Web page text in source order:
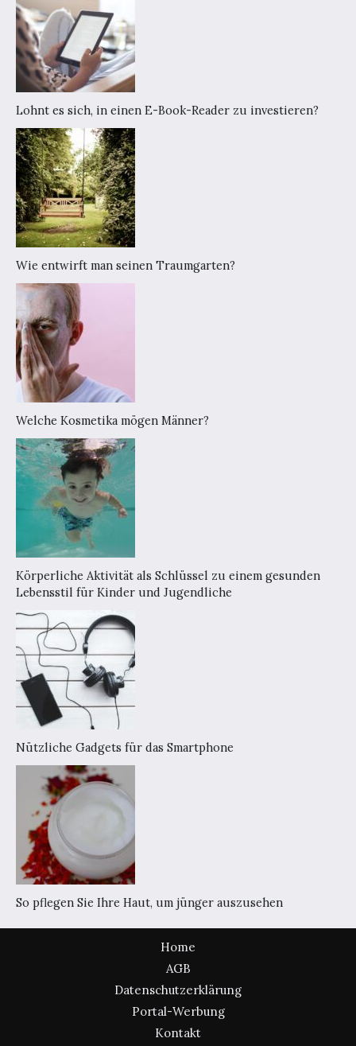
Lohnt es sich, in einen E-Book-Reader zu investieren?
Wie entwirft man seinen Traumgarten?
Welche Kosmetika mögen Männer?
Körperliche Aktivität als Schlüssel zu einem gesunden
Lebensstil für Kinder und Jugendliche
Nützliche Gadgets für das Smartphone
So pflegen Sie Ihre Haut, um jünger auszusehen
Home
AGB
Datenschutzerklärung
Portal-Werbung
Kontakt